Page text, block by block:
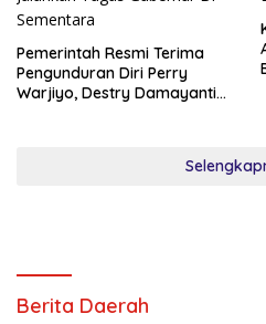
Pemerintah Resmi Terima
Pengunduran Diri Perry
Warjiyo, Destry Damayanti
Berita Daerah